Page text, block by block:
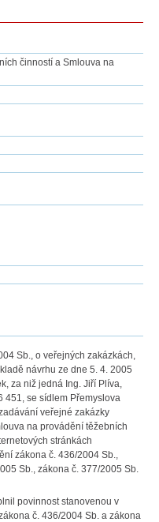
činností a Smlouva na
Sb., o veřejných zakázkách,
návrhu ze dne 5. 4. 2005
za niž jedná Ing. Jiří Plíva,
451, se sídlem Přemyslova
veřejné zakázky
na provádění těžebních
stránkách
zákona č. 436/2004 Sb.,
Sb., zákona č. 377/2005 Sb.
povinnost stanovenou v
č. 436/2004 Sb. a zákona